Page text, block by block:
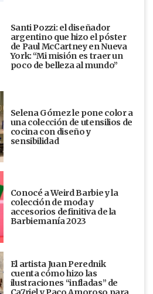
Santi Pozzi: el diseñador
argentino que hizo el póster
de Paul McCartney en Nueva
York: “Mi misión es traer un
poco de belleza al mundo”
Selena Gómez le pone color a
una colección de utensilios de
cocina con diseño y
sensibilidad
Conocé a Weird Barbie y la
colección de moda y
accesorios definitiva de la
Barbiemanía 2023
El artista Juan Perednik
cuenta cómo hizo las
ilustraciones “infladas” de